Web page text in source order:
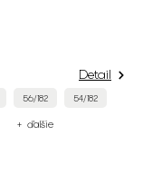
Detail
56/182 54/182
+ ďalšie